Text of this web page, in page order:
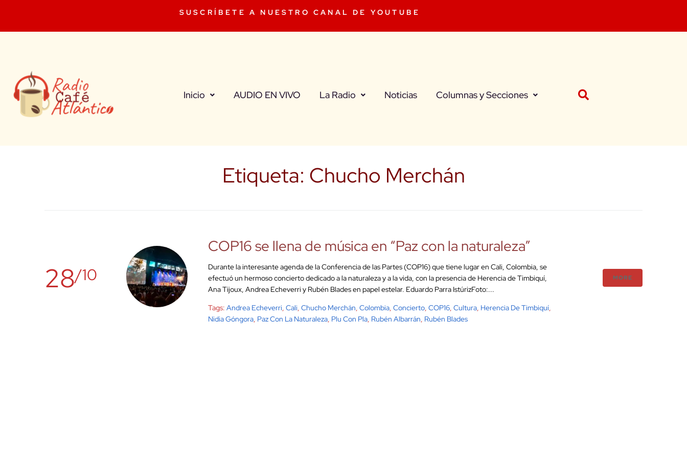
SUSCRÍBETE A NUESTRO CANAL DE YOUTUBE
Inicio AUDIO EN VIVO La Radio Noticias Columnas y Secciones
Etiqueta: Chucho Merchán
28/10
COP16 se llena de música en “Paz con la naturaleza”
Durante la interesante agenda de la Conferencia de las Partes (COP16) que tiene lugar en Cali, Colombia, se
efectuó un hermoso concierto dedicado a la naturaleza y a la vida, con la presencia de Herencia de Timbiquí,
Ana Tijoux, Andrea Echeverri y Rubén Blades en papel estelar. Eduardo Parra IstúrizFoto:...
Tags: Andrea Echeverri, Cali, Chucho Merchán, Colombia, Concierto, COP16, Cultura, Herencia De Timbiquí,
Nidia Góngora, Paz Con La Naturaleza, Plu Con Pla, Rubén Albarrán, Rubén Blades
MORE